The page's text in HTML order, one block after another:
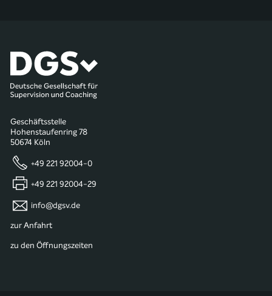
Geschäftsstelle
Hohenstaufenring 78
50674 Köln
+49 221 92004-0
+49 221 92004-29
info@dgsv.de
zur Anfahrt
zu den Öffnungszeiten